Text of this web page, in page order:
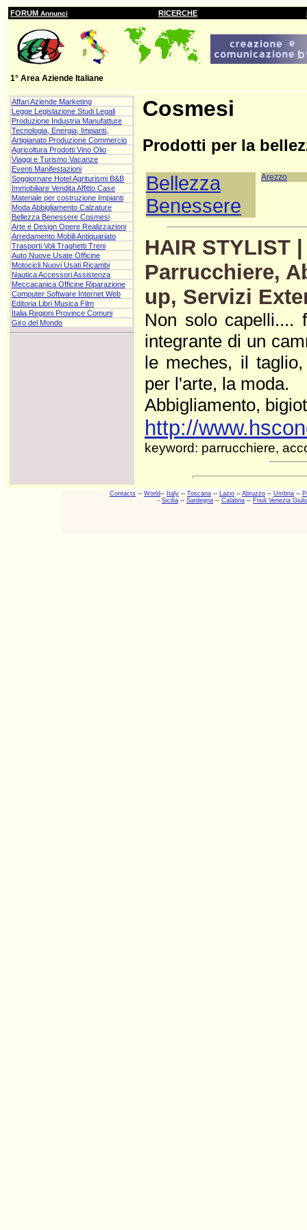
FORUM Annunci RICERCHE
1° Area Aziende Italiane
Affari Aziende Marketing
Legge Legislazione Studi Legali
Produzione Industria Manufatture
Tecnologia, Energia, Impianti,
Artigianato Produzione Commercio
Agricoltura Prodotti Vino Olio
Viaggi e Turismo Vacanze
Eventi Manifestazioni
Soggiornare Hotel Agriturismi B&B
Immobiliare Vendita Affitto Case
Materiale per costruzione Impianti
Moda Abbigliamento Calzature
Bellezza Benessere Cosmesi
Arte e Design Opere Realizzazioni
Arredamento Mobili Antiquariato
Trasporti Voli Traghetti Treni
Auto Nuove Usate Officine
Motocicli Nuovi Usati Ricambi
Nautica Accessori Assistenza
Meccacanica Officine Riparazione
Computer Software Internet Web
Editoria Libri Musica Film
Italia Regioni Province Comuni
Giro del Mondo
Cosmesi
Prodotti per la
Bellezza
Benessere
Arezzo
HAIR STYLIST
Parrucchiere,
up, Servizi
Non solo capelli....
integrante di un
le meches, il
per l'arte, la moda.
Abbigliamento,
http://
keyword: parrucchiere,
Contacts -- World-- Italy -- Toscana -- Lazio -- Abruzzo -- Umbria --
- Sicilia -- Sardegna -- Calabria -- Friuli Venezia